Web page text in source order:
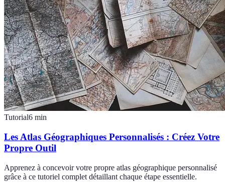
Tutorial6 min
Les Atlas Géographiques Personnalisés : Créez Votre
Propre Outil
Apprenez à concevoir votre propre atlas géographique personnalisé
grâce à ce tutoriel complet détaillant chaque étape essentielle.